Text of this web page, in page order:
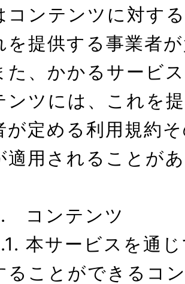
コンテンツに対す
を提供する事業者
た、かかるサービ
ンツには、これを
が定める利用規約
適用されることが
　コンテンツ
本サービスを通
ることができるコ